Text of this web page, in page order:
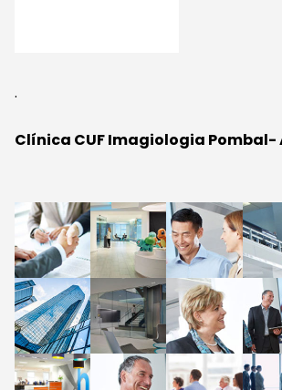
.
Clínica CUF Imagiologia Pombal-